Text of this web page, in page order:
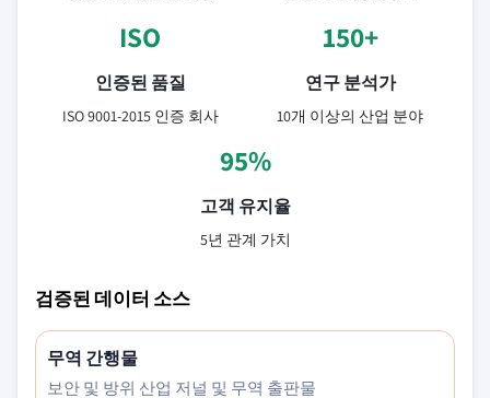
ISO
인증된 품질
ISO 9001-2015 인증 회사
150+
연구 분석가
10개 이상의 산업 분야
95%
고객 유지율
5년 관계 가치
검증된 데이터 소스
무역 간행물
보안 및 방위 산업 저널 및 무역 출판물